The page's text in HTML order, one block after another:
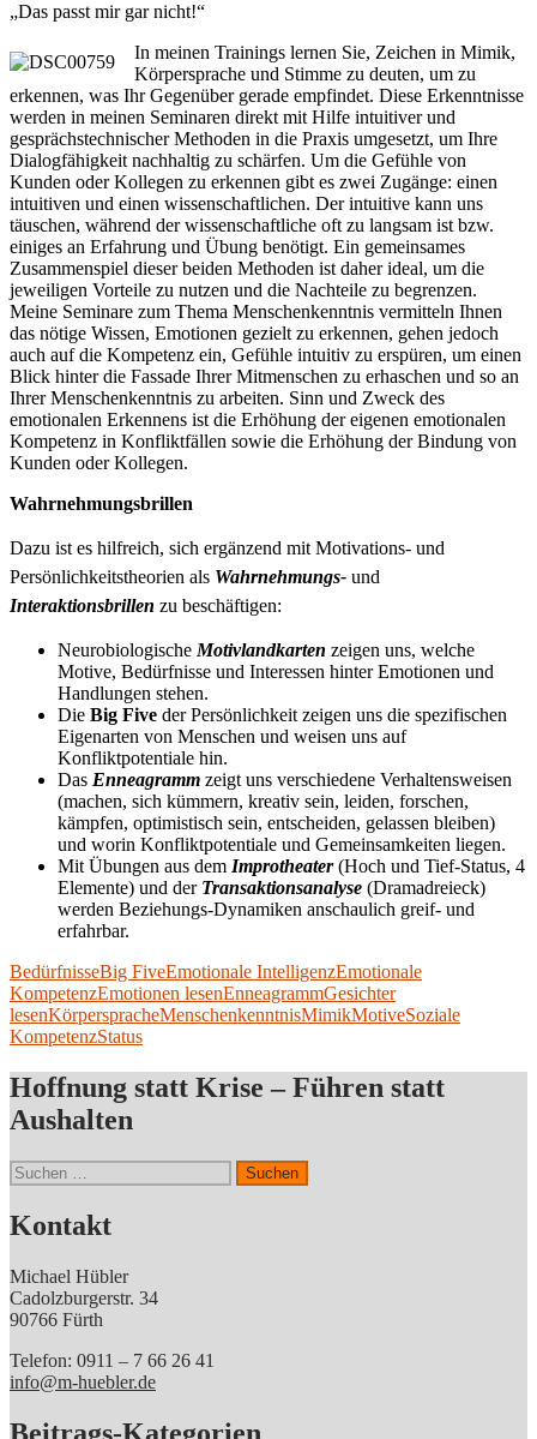
„Das passt mir gar nicht!“
In meinen Trainings lernen Sie, Zeichen in Mimik,
Körpersprache und Stimme zu deuten, um zu
erkennen, was Ihr Gegenüber gerade empfindet. Diese Erkenntnisse
werden in meinen Seminaren direkt mit Hilfe intuitiver und
gesprächstechnischer Methoden in die Praxis umgesetzt, um Ihre
Dialogfähigkeit nachhaltig zu schärfen. Um die Gefühle von
Kunden oder Kollegen zu erkennen gibt es zwei Zugänge: einen
intuitiven und einen wissenschaftlichen. Der intuitive kann uns
täuschen, während der wissenschaftliche oft zu langsam ist bzw.
einiges an Erfahrung und Übung benötigt. Ein gemeinsames
Zusammenspiel dieser beiden Methoden ist daher ideal, um die
jeweiligen Vorteile zu nutzen und die Nachteile zu begrenzen.
Meine Seminare zum Thema Menschenkenntnis vermitteln Ihnen
das nötige Wissen, Emotionen gezielt zu erkennen, gehen jedoch
auch auf die Kompetenz ein, Gefühle intuitiv zu erspüren, um einen
Blick hinter die Fassade Ihrer Mitmenschen zu erhaschen und so an
Ihrer Menschenkenntnis zu arbeiten. Sinn und Zweck des
emotionalen Erkennens ist die Erhöhung der eigenen emotionalen
Kompetenz in Konfliktfällen sowie die Erhöhung der Bindung von
Kunden oder Kollegen.
Wahrnehmungsbrillen
Dazu ist es hilfreich, sich ergänzend mit Motivations- und
Persönlichkeitstheorien als Wahrnehmungs- und
Interaktionsbrillen zu beschäftigen:
Neurobiologische Motivlandkarten zeigen uns, welche
Motive, Bedürfnisse und Interessen hinter Emotionen und
Handlungen stehen.
Die Big Five der Persönlichkeit zeigen uns die spezifischen
Eigenarten von Menschen und weisen uns auf
Konfliktpotentiale hin.
Das Enneagramm zeigt uns verschiedene Verhaltensweisen
(machen, sich kümmern, kreativ sein, leiden, forschen,
kämpfen, optimistisch sein, entscheiden, gelassen bleiben)
und worin Konfliktpotentiale und Gemeinsamkeiten liegen.
Mit Übungen aus dem Improtheater(Hoch und Tief-Status, 4
Elemente) und der Transaktionsanalyse (Dramadreieck)
werden Beziehungs-Dynamiken anschaulich greif- und
erfahrbar.
BedürfnisseBig FiveEmotionale IntelligenzEmotionale
KompetenzEmotionen lesenEnneagrammGesichter
lesenKörperspracheMenschenkenntnisMimikMotiveSoziale
KompetenzStatus
Hoffnung statt Krise – Führen statt
Aushalten
Suchen
nach:
Kontakt
Michael Hübler
Cadolzburgerstr. 34
90766 Fürth
Telefon: 0911 – 7 66 26 41
info@m-huebler.de
Beitrags-Kategorien